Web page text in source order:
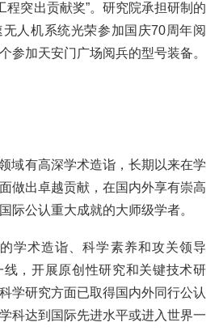
程突出贡献奖”。研究院承担研制的
人机系统光荣参加国庆70周年阅
参加天安门广场阅兵的型号装备。
域有高深学术造诣，长期以来在学
做出卓越贡献，在国内外享有崇高
际公认重大成就的大师级学者。
学术造诣、科学素养和攻关领导
，开展原创性研究和关键技术研
学研究方面已取得国内外同行公认
科达到国际先进水平或进入世界一